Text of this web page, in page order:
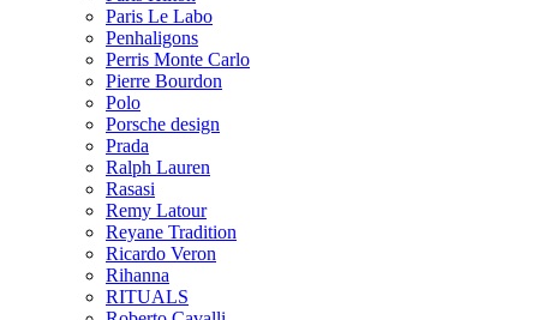
Paris Le Labo
Penhaligons
Perris Monte Carlo
Pierre Bourdon
Polo
Porsche design
Prada
Ralph Lauren
Rasasi
Remy Latour
Reyane Tradition
Ricardo Veron
Rihanna
RITUALS